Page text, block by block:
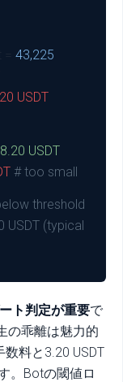
43,225
USDT
USDT
# too small
threshold
USDT (typical
ト判定が重要で
の乖離は魅力的
料と3.20 USDT
。Botの閾値ロ